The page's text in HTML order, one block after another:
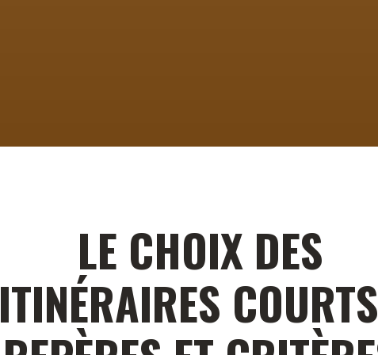
LE CHOIX DES
ITINÉRAIRES